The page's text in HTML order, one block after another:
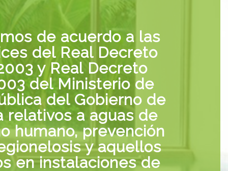
de acuerdo a las
del Real Decreto
y Real Decreto
del Ministerio de
del Gobierno de
relativos a aguas de
humano, prevención
y aquellos
en instalaciones de